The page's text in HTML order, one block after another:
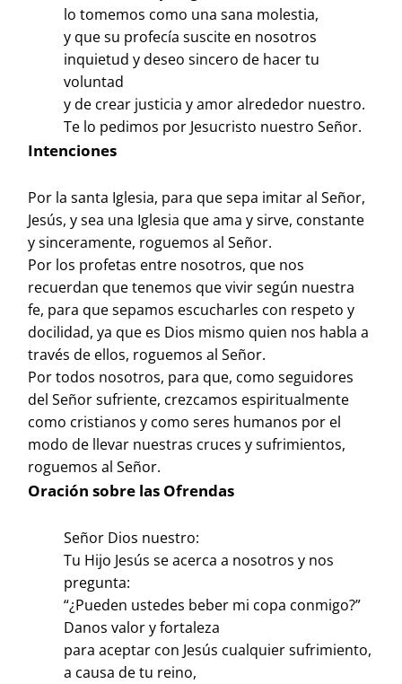
lo tomemos como una sana molestia,
y que su profecía suscite en nosotros
inquietud y deseo sincero de hacer tu
voluntad
y de crear justicia y amor alrededor nuestro.
Te lo pedimos por Jesucristo nuestro Señor.
Intenciones
Por la santa Iglesia, para que sepa imitar al Señor,
Jesús, y sea una Iglesia que ama y sirve, constante
y sinceramente, roguemos al Señor.
Por los profetas entre nosotros, que nos
recuerdan que tenemos que vivir según nuestra
fe, para que sepamos escucharles con respeto y
docilidad, ya que es Dios mismo quien nos habla a
través de ellos, roguemos al Señor.
Por todos nosotros, para que, como seguidores
del Señor sufriente, crezcamos espiritualmente
como cristianos y como seres humanos por el
modo de llevar nuestras cruces y sufrimientos,
roguemos al Señor.
Oración sobre las Ofrendas
Señor Dios nuestro:
Tu Hijo Jesús se acerca a nosotros y nos
pregunta:
“¿Pueden ustedes beber mi copa conmigo?”
Danos valor y fortaleza
para aceptar con Jesús cualquier sufrimiento,
a causa de tu reino,